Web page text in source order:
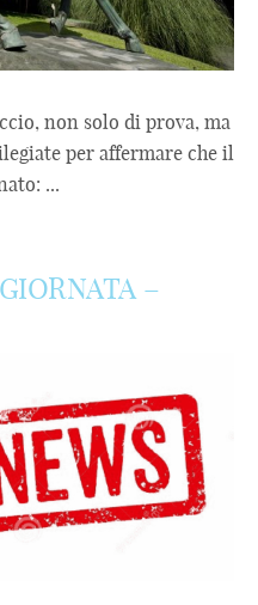
non solo di prova, ma
per affermare che il
...
–